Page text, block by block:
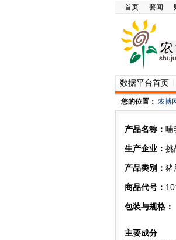
首页 要闻
数据平台首页
您的位置： 农博
产品名称： 哺
生产企业： 挑
产品类别： 猪
商品代号：
包装与规格：
主要成分